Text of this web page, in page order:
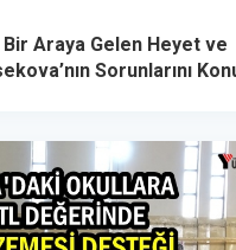
Bir Araya Gelen Heyet ve
Sorunlarını